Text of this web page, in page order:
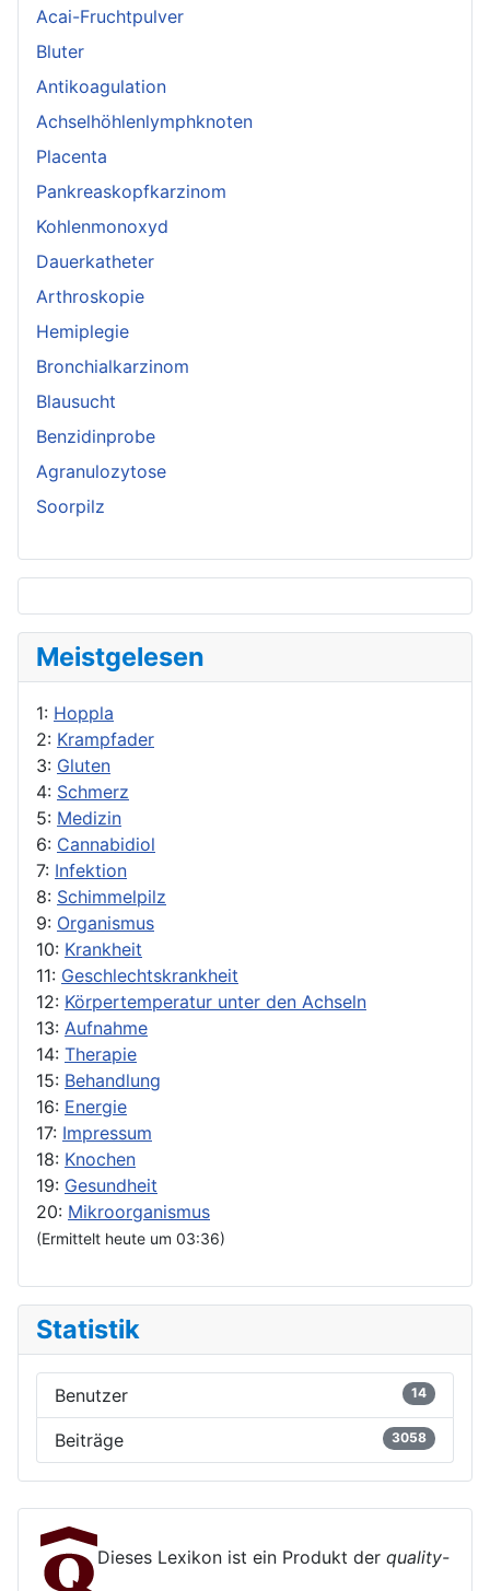
Acai-Fruchtpulver
Bluter
Antikoagulation
Achselhöhlenlymphknoten
Placenta
Pankreaskopfkarzinom
Kohlenmonoxyd
Dauerkatheter
Arthroskopie
Hemiplegie
Bronchialkarzinom
Blausucht
Benzidinprobe
Agranulozytose
Soorpilz
Meistgelesen
1: Hoppla
2: Krampfader
3: Gluten
4: Schmerz
5: Medizin
6: Cannabidiol
7: Infektion
8: Schimmelpilz
9: Organismus
10: Krankheit
11: Geschlechtskrankheit
12: Körpertemperatur unter den Achseln
13: Aufnahme
14: Therapie
15: Behandlung
16: Energie
17: Impressum
18: Knochen
19: Gesundheit
20: Mikroorganismus
(Ermittelt heute um 03:36)
Statistik
Benutzer 14
Beiträge 3058
Dieses Lexikon ist ein Produkt der quality-